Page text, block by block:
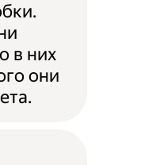
в них
они